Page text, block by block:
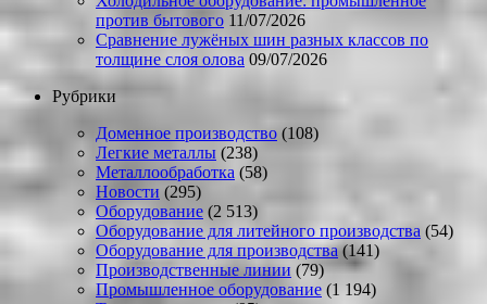
против бытового 11/07/2026
Сравнение лужёных шин разных классов по
толщине слоя олова 09/07/2026
Рубрики
Доменное производство (108)
Легкие металлы (238)
Металлообработка (58)
Новости (295)
Оборудование (2 513)
Оборудование для литейного производства (54)
Оборудование для производства(141)
Производственные линии (79)
Промышленное оборудование (1 194)